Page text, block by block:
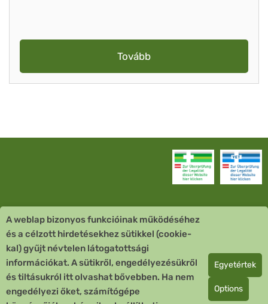
Tovább
Vevőszolgálat
Quick Links
Fizetési mód
A weblap bizonyos funkcióinak működéséhez
és a célzott hirdetésekhez sütikkel (cookie-
kal) gyűjt névtelen látogatottsági
információkat. A sütikről, engedélyezésükről
és tiltásukról itt olvashat bővebben. Ha nem
engedélyezi őket, számítógépe
Egyetértek
Options